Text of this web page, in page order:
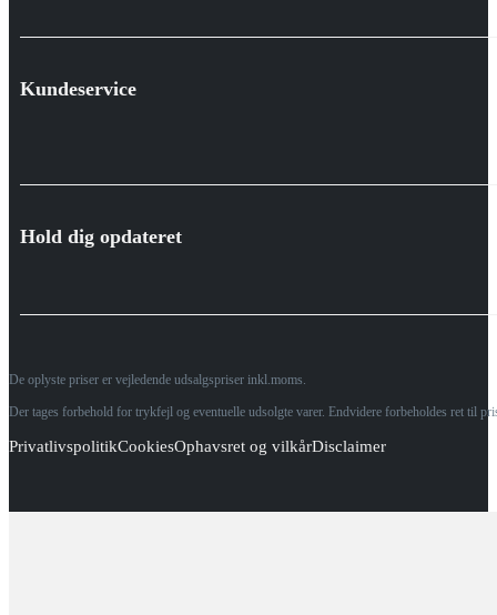
Kundeservice
Hold dig opdateret
De oplyste priser er vejledende udsalgspriser inkl.moms.
Der tages forbehold for trykfejl og eventuelle udsolgte varer. Endvidere forbeholdes ret til
PrivatlivspolitikCookiesOphavsret og vilkårDisclaimer